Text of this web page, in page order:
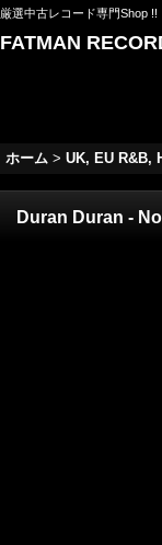
厳選中古レコード専門Shop !!
FATMAN
ホーム > UK, EU R&B,
Duran Duran -